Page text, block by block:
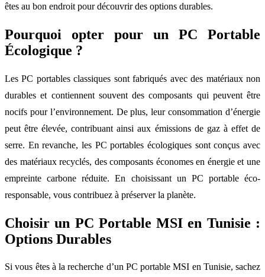
êtes au bon endroit pour découvrir des options durables.
Pourquoi opter pour un PC Portable
Écologique ?
Les PC portables classiques sont fabriqués avec des matériaux non
durables et contiennent souvent des composants qui peuvent être
nocifs pour l’environnement. De plus, leur consommation d’énergie
peut être élevée, contribuant ainsi aux émissions de gaz à effet de
serre. En revanche, les PC portables écologiques sont conçus avec
des matériaux recyclés, des composants économes en énergie et une
empreinte carbone réduite. En choisissant un PC portable éco-
responsable, vous contribuez à préserver la planète.
Choisir un PC Portable MSI en Tunisie :
Options Durables
Si vous êtes à la recherche d’un PC portable MSI en Tunisie, sachez